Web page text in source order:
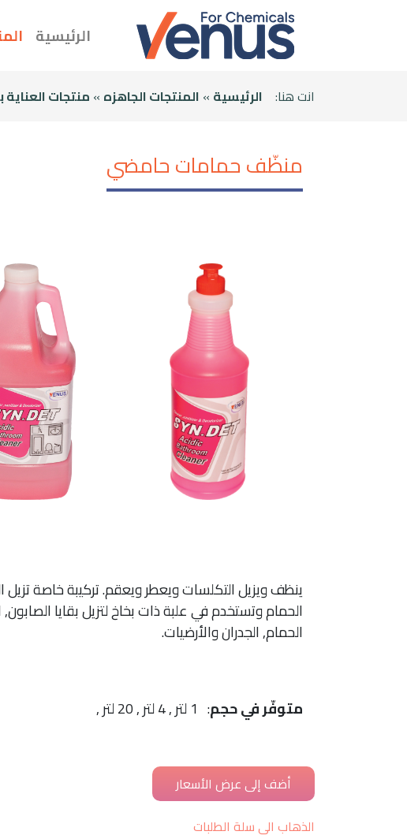
الرئيسية
انت هنا: الرئيسية » المنتجات الجاهزه » منتجات العناية
منظّف حمامات حامضي
ينظف ويزيل التكلسات ويعطر ويعقم. تركيبة خاصة
الحمام وتستخدم في علبة ذات بخاخ لتزيل بقايا
الحمام, الجدران والأرضيات.
متوفّر في حجم: 1 لتر , 4 لتر , 20 لتر ,
الذهاب الى سلة الطلبات